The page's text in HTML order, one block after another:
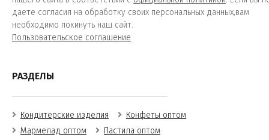
даете согласия на обработку своих персональных данных,вам
необходимо покинуть наш сайт.
Пользовательское соглашение
РАЗДЕЛЫ
Кондитерские изделия
Конфеты оптом
Мармелад оптом
Пастила оптом